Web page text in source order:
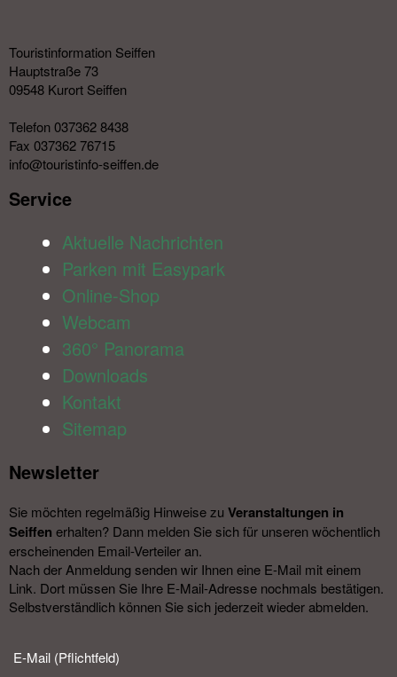
Touristinformation Seiffen
Hauptstraße 73
09548 Kurort Seiffen
Telefon 037362 8438
Fax 037362 76715
info@touristinfo-seiffen.de
Service​
Aktuelle Nachrichten
Parken mit Easypark
Online-Shop
Webcam
360° Panorama
Downloads
Kontakt
Sitemap
Newsletter​
Sie möchten regelmäßig Hinweise zu Veranstal­tungen in
Seiffen erhalten? Dann melden Sie sich für unseren wöchentlich
erscheinenden Email-Verteiler an.
Nach der Anmeldung senden wir Ihnen eine E-Mail mit einem
Link. Dort müssen Sie Ihre E-Mail-Adresse nochmals bestätigen.
Selbstverständlich können Sie sich jederzeit wieder abmelden.​
E-Mail (Pflichtfeld)